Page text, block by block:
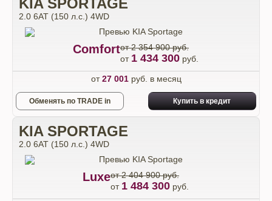
KIA SPORTAGE
2.0 6АТ (150 л.с.) 4WD
Comfortот 2 354 900 руб.
от 1 434 300 руб.
от27 001руб. в месяц
Обменять по TRADE in Купить в кредит
KIA SPORTAGE
2.0 6АТ (150 л.с.) 4WD
Luxeот 2 404 900 руб.
от 1 484 300 руб.